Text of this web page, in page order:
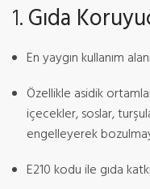
1.Gıda
En yaygın kullanım
Özellikle asidik
içecekler, soslar,
engelleyerek
E210 kodu ile gıda